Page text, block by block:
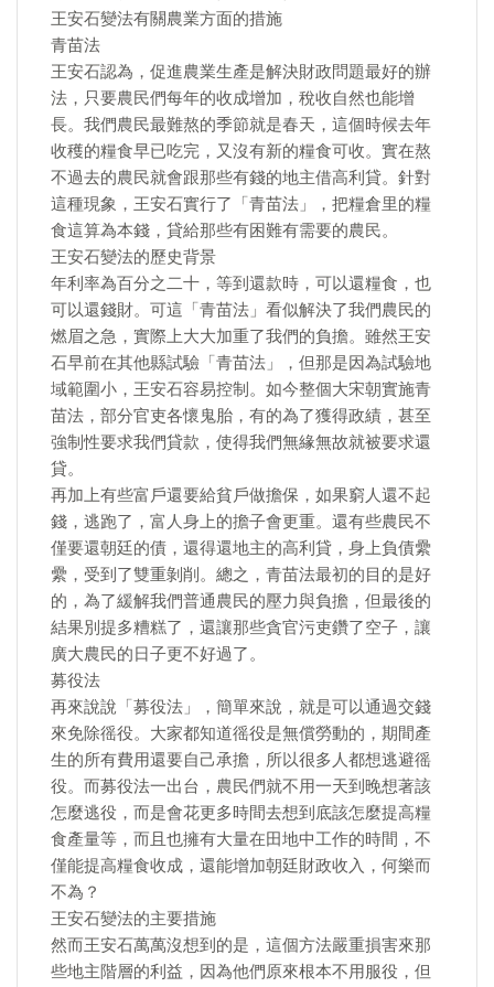
王安石變法有關農業方面的措施
青苗法
王安石認為，促進農業生產是解決財政問題最好的辦
法，只要農民們每年的收成增加，稅收自然也能增
長。我們農民最難熬的季節就是春天，這個時候去年
收穫的糧食早已吃完，又沒有新的糧食可收。實在熬
不過去的農民就會跟那些有錢的地主借高利貸。針對
這種現象，王安石實行了「青苗法」，把糧倉里的糧
食這算為本錢，貸給那些有困難有需要的農民。
王安石變法的歷史背景
年利率為百分之二十，等到還款時，可以還糧食，也
可以還錢財。可這「青苗法」看似解決了我們農民的
燃眉之急，實際上大大加重了我們的負擔。雖然王安
石早前在其他縣試驗「青苗法」，但那是因為試驗地
域範圍小，王安石容易控制。如今整個大宋朝實施青
苗法，部分官吏各懷鬼胎，有的為了獲得政績，甚至
強制性要求我們貸款，使得我們無緣無故就被要求還
貸。
再加上有些富戶還要給貧戶做擔保，如果窮人還不起
錢，逃跑了，富人身上的擔子會更重。還有些農民不
僅要還朝廷的債，還得還地主的高利貸，身上負債纍
纍，受到了雙重剝削。總之，青苗法最初的目的是好
的，為了緩解我們普通農民的壓力與負擔，但最後的
結果別提多糟糕了，還讓那些貪官污吏鑽了空子，讓
廣大農民的日子更不好過了。
募役法
再來說說「募役法」，簡單來說，就是可以通過交錢
來免除徭役。大家都知道徭役是無償勞動的，期間產
生的所有費用還要自己承擔，所以很多人都想逃避徭
役。而募役法一出台，農民們就不用一天到晚想著該
怎麼逃役，而是會花更多時間去想到底該怎麼提高糧
食產量等，而且也擁有大量在田地中工作的時間，不
僅能提高糧食收成，還能增加朝廷財政收入，何樂而
不為？
王安石變法的主要措施
然而王安石萬萬沒想到的是，這個方法嚴重損害來那
些地主階層的利益，因為他們原來根本不用服役，但